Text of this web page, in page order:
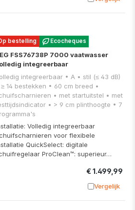
bestelling Ecocheques
FSS76738P 7000 vaatwasser
integreerbaar
integreerbaar • A • stil (≤ 43 dB)
14 bestekken • 60 cm breed •
• met startuitstel • met
• > 9 cm plinthoogte • 7
Volledig integreerbaar
voor flexibele
QuickSelect: digitale
ProClean™: superieur…
€ 1.499,99
Vergelijk